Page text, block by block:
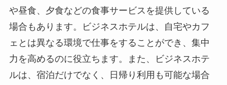
や昼食、夕食などの食事サービスを提供している
場合もあります。ビジネスホテルは、自宅やカフ
ェとは異なる環境で仕事をすることができ、集中
力を高めるのに役立ちます。また、ビジネスホテ
ルは、宿泊だけでなく、日帰り利用も可能な場合